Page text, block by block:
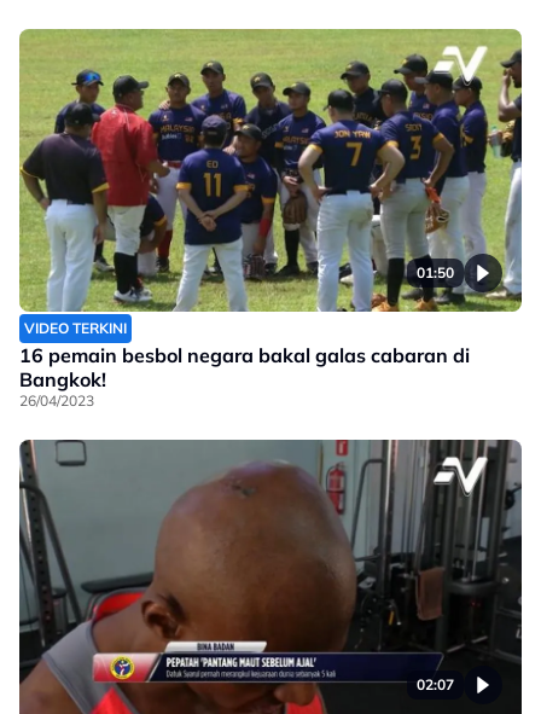
01:50
VIDEO TERKINI
16 pemain besbol negara bakal galas cabaran di
Bangkok!
26/04/2023
02:07